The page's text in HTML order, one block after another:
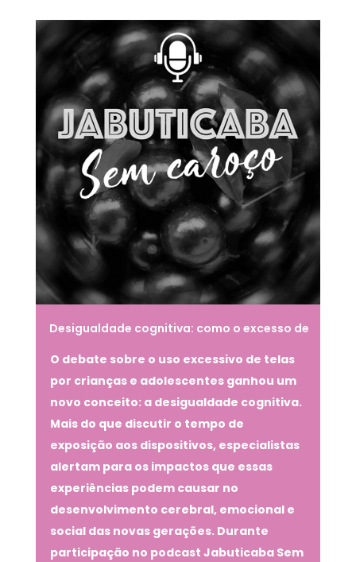
Desigualdade cognitiva: como o excesso de
O debate sobre o uso excessivo de telas
por crianças e adolescentes ganhou um
novo conceito: a desigualdade cognitiva.
Mais do que discutir o tempo de
exposição aos dispositivos, especialistas
alertam para os impactos que essas
experiências podem causar no
desenvolvimento cerebral, emocional e
social das novas gerações. Durante
participação no podcast Jabuticaba Sem